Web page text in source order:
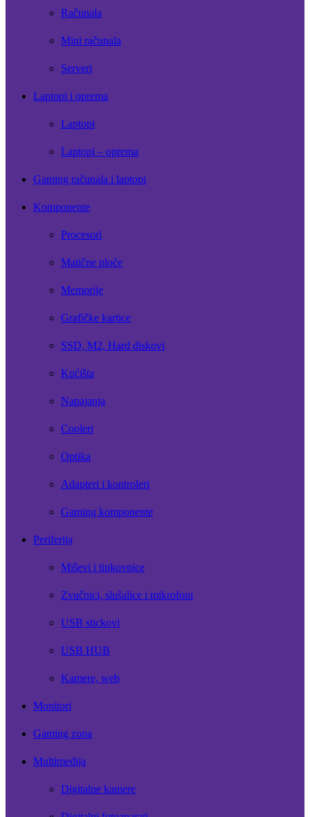
Računala
Mini računala
Serveri
Laptopi i oprema
Laptopi
Laptopi – oprema
Gaming računala i laptopi
Komponente
Procesori
Matične ploče
Memorije
Grafičke kartice
SSD, M2, Hard diskovi
Kućišta
Napajanja
Cooleri
Optika
Adapteri i kontroleri
Gaming komponente
Periferija
Miševi i tipkovnice
Zvučnici, slušalice i mikrofoni
USB stickovi
USB HUB
Kamere, web
Monitori
Gaming zona
Multimedija
Digitalne kamere